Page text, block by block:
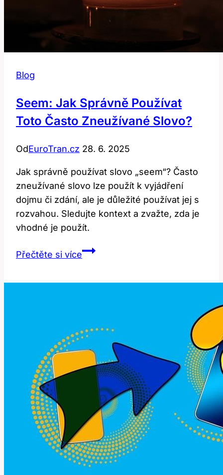
Blog
Seem: Jak Správně Používat
Toto Často Zneužívané Slovo?
OdEuroTran.cz 28. 6. 2025
Jak správně používat slovo „seem“? Často
zneužívané slovo lze použít k vyjádření
dojmu či zdání, ale je důležité používat jej s
rozvahou. Sledujte kontext a zvažte, zda je
vhodné je použít.
Přečtěte si víceSeem:
zneužívané
slovo?